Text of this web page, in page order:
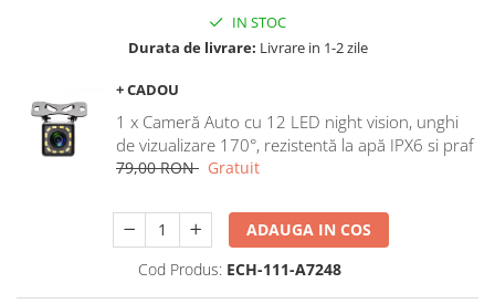
Navigatii Honda
Navigatii Jeep
Navigatii Porsche
Navigatii Land Rover
Navigatii Chrysler
Navigatie universala
IN STOC
Durata de livrare: Livrare in 1-2 zile
+ CADOU
1 x Cameră Auto cu 12 LED night vision, unghi
de vizualizare 170°, rezistentă la apă IPX6 si praf
79,00 RON Gratuit
ADAUGA IN COS
Cod Produs: ECH-111-A7248